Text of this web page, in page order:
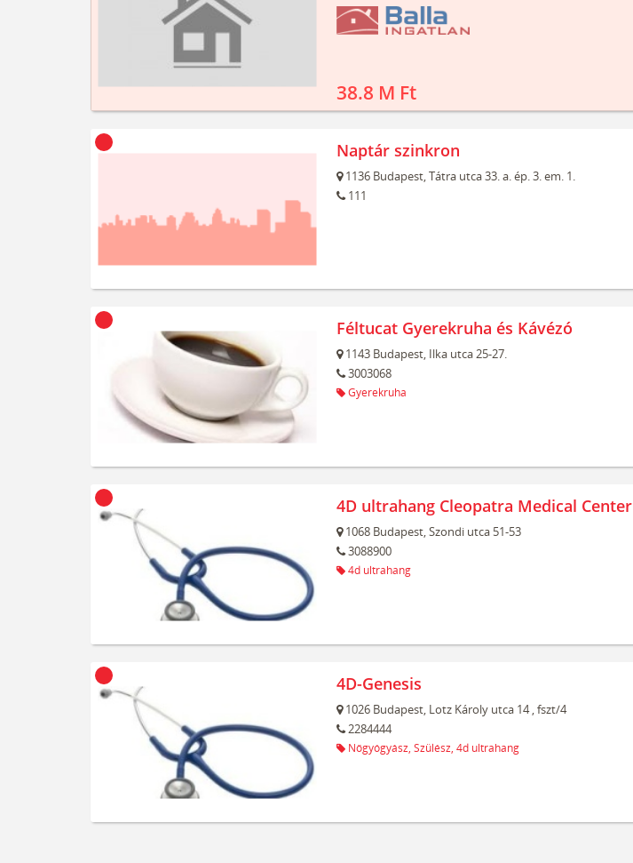
38.8 M Ft
Naptár szinkron
1136 Budapest,Tátra utca 33. a. ép. 3. em. 1.
111
Féltucat Gyerekruha és Kávézó
1143 Budapest, Ilka utca 25-27.
3003068
Gyerekruha
4D ultrahang Cleopatra Medical Center
1068 Budapest,Szondi utca 51-53
3088900
4d ultrahang
4D-Genesis
1026 Budapest, Lotz Károly utca 14, fszt/4
2284444
Nőgyógyász, Szülész, 4d ultrahang